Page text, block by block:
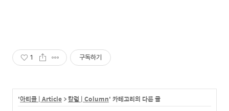
1 구독하기
'아티클 | Article >칼럼 | Column' 카테고리의 다른 글